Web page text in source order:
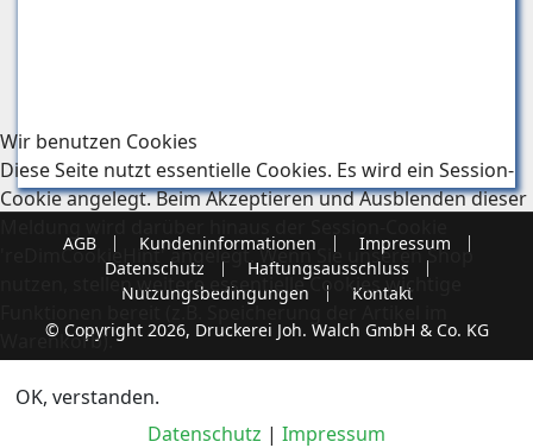
AGB Kundeninformationen
Impressum
Datenschutz
Haftungsausschluss
Nutzungsbedingungen
Kontakt
© Copyright 2026, Druckerei Joh. Walch GmbH & Co. KG
Wir benutzen Cookies
Diese Seite nutzt essentielle Cookies. Es wird ein Session-
Cookie angelegt. Beim Akzeptieren und Ausblenden dieser
'reDimCookieHint' angelegt. Wenn Sie unseren Shop
nutzen, stellen weitere essentielle Cookies wichtige
Funktionen bereit (z.B. Speicherung der Artikel im
Warenkorb).
OK, verstanden.
Datenschutz | Impressum